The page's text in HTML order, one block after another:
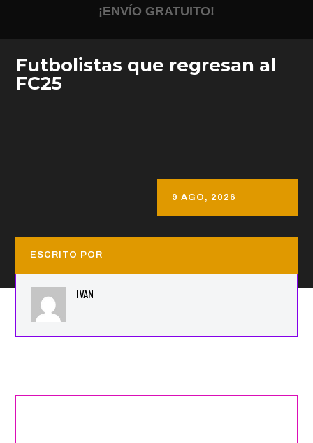
¡ENVÍO GRATUITO!
Futbolistas que regresan al
FC25
9 AGO, 2026
ESCRITO POR
IVAN